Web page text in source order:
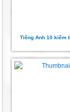
Tiếng Anh 10 kiểm